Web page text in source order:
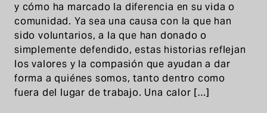
y cómo ha marcado la diferencia en su vida o
comunidad. Ya sea una causa con la que han
sido voluntarios, a la que han donado o
simplemente defendido, estas historias reflejan
los valores y la compasión que ayudan a dar
forma a quiénes somos, tanto dentro como
fuera del lugar de trabajo. Una calor […]